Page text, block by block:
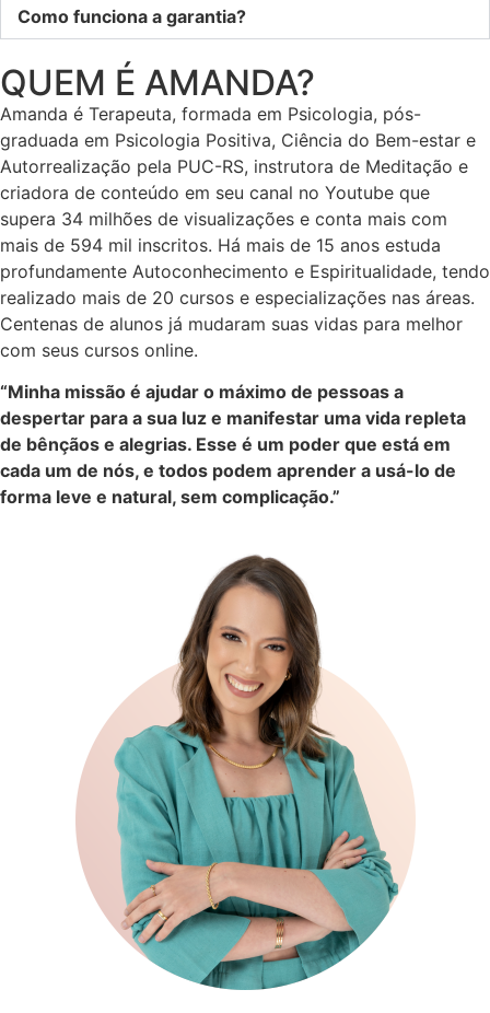
Como funciona a garantia?
QUEM É AMANDA?
Amanda é Terapeuta, formada em Psicologia, pós-
graduada em Psicologia Positiva, Ciência do Bem-estar e
Autorrealização pela PUC-RS, instrutora de Meditação e
criadora de conteúdo em seu canal no Youtube que
supera 34 milhões de visualizações e conta mais com
mais de 594 mil inscritos. Há mais de 15 anos estuda
profundamente Autoconhecimento e Espiritualidade, tendo
realizado mais de 20 cursos e especializações nas áreas.
Centenas de alunos já mudaram suas vidas para melhor
com seus cursos online.
“Minha missão é ajudar o máximo de pessoas a
despertar para a sua luz e manifestar uma vida repleta
de bênçãos e alegrias. Esse é um poder que está em
cada um de nós, e todos podem aprender a usá-lo de
forma leve e natural, sem complicação.”